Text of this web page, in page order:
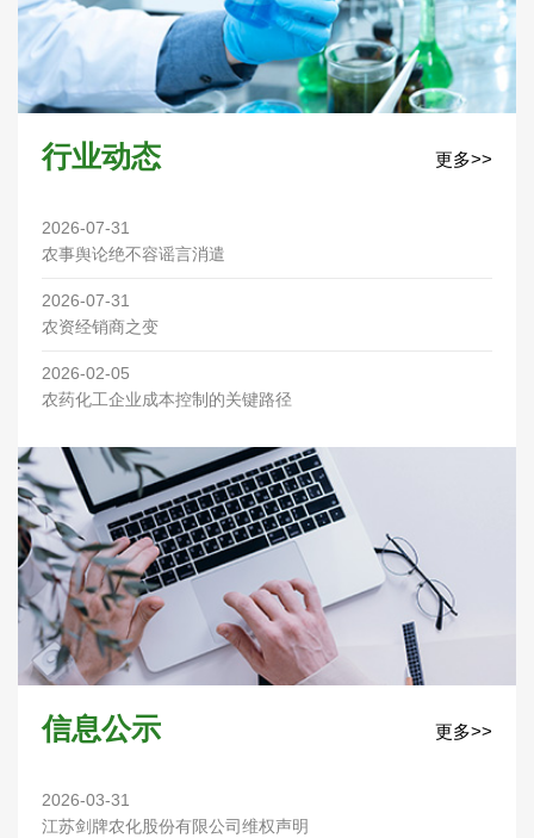
行业动态 更多>>
2026-07-31
农事舆论绝不容谣言消遣
2026-07-31
农资经销商之变
2026-02-05
农药化工企业成本控制的关键路径
信息公示 更多>>
2026-03-31
江苏剑牌农化股份有限公司维权声明